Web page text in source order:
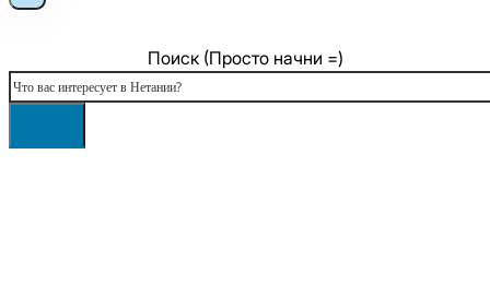
Поиск (Просто начни =)
Поиск